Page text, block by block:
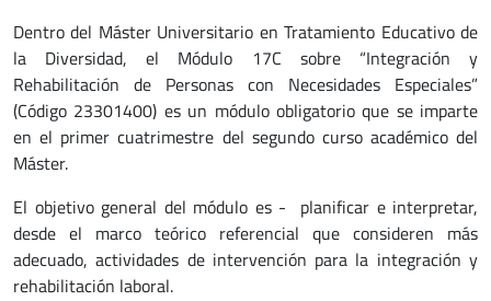
Dentro del Máster Universitario en Tratamiento Educativo de
la Diversidad, el Módulo 17C sobre “Integración y
Rehabilitación de Personas con Necesidades Especiales”
(Código 23301400) es un módulo obligatorio que se imparte
en el primer cuatrimestre del segundo curso académico del
Máster.
El objetivo general del módulo es - planificar e interpretar,
desde el marco teórico referencial que consideren más
adecuado, actividades de intervención para la integración y
rehabilitación laboral.